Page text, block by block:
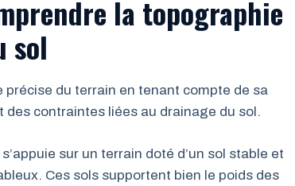
la topographie
sol
du terrain en tenant compte de sa
contraintes liées au drainage du sol.
sur un terrain doté d’un sol stable et
Ces sols supportent bien le poids des